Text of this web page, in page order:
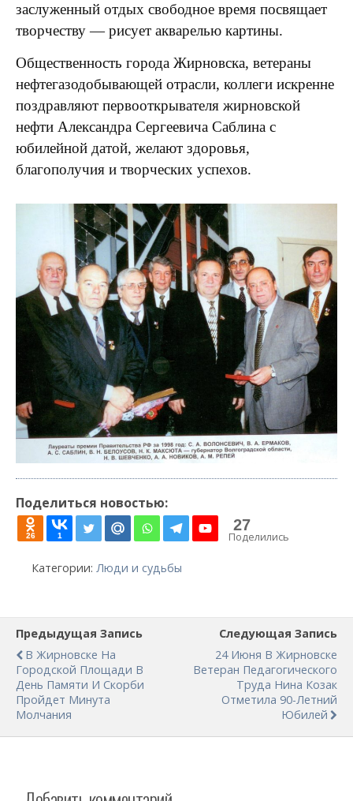
заслуженный отдых свободное время посвящает
творчеству — рисует акварелью картины.
Общественность города Жирновска, ветераны
нефтегазодобывающей отрасли, коллеги искренне
поздравляют первооткрывателя жирновской
нефти Александра Сергеевича Саблина с
юбилейной датой, желают здоровья,
благополучия и творческих успехов.
Поделиться новостью:
26 1
27
Поделились
Категории: Люди и судьбы
Предыдущая Запись
В Жирновске На
Городской Площади В
День Памяти И Скорби
Пройдет Минута
Молчания
Следующая Запись
24 Июня В Жирновске
Ветеран Педагогического
Труда Нина Козак
Отметила 90-Летний
Юбилей